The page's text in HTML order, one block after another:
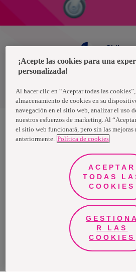
Términos y
Chile
Nosotras, una marca de Essity - una
mundo, utilizan nuestros productos,
propósito es romper barreras por el
consumidores, pacientes, cuidadores,
general. Vendemos en aproximadamente
principales marcas globales TENA y Tork,
como Actimove, Cutimed, JOBST, Knix,
Lotus, Modibodi, Nosotras, Saba, Tempo,
2024, Essity tuvo ventas de
euros y empleó a 36,000 personas. La
ubicada en Estocolmo, Suecia, y Essity
Más información en www.essity.com.
¡Acepte las cookies para una
personalizada!
Al hacer clic en “Aceptar todas las
almacenamiento de cookies en su
navegación en el sitio web, analizar el uso
nuestros esfuerzos de marketing. Al
el sitio web funcionará, pero sin las mejoras
anteriormente. Política de cookies
ACEPTAR
TODAS
COOKIES
GESTIONA
R LAS
COOKIES